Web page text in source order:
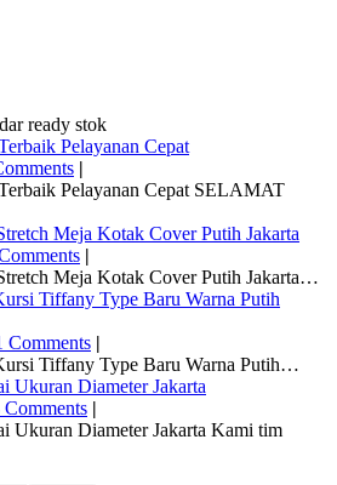
ready stok
Pelayanan Cepat
|
Pelayanan Cepat SELAMAT
Meja Kotak Cover Putih Jakarta
|
Meja Kotak Cover Putih Jakarta…
Tiffany Type Baru Warna Putih
Comments |
Tiffany Type Baru Warna Putih…
Ukuran Diameter Jakarta
Comments |
Ukuran Diameter Jakarta Kami tim